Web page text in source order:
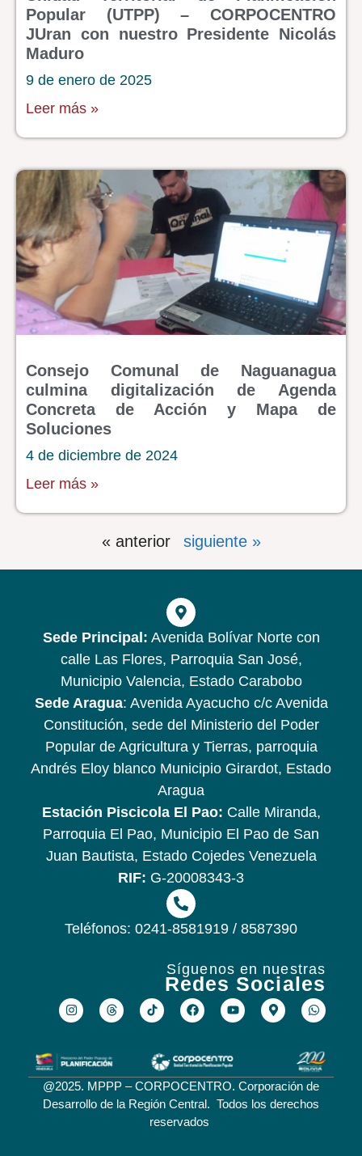
Popular (UTPP) – CORPOCENTRO
JUran con nuestro Presidente Nicolás
Maduro
9 de enero de 2025
Leer más »
Consejo Comunal de Naguanagua
culmina digitalización de Agenda
Concreta de Acción y Mapa de
Soluciones
4 de diciembre de 2024
Leer más »
« anterior siguiente »
Sede Principal: Avenida Bolívar Norte con
calle Las Flores, Parroquia San José,
Municipio Valencia, Estado Carabobo
Sede Aragua: Avenida Ayacucho c/c Avenida
Constitución, sede del Ministerio del Poder
Popular de Agricultura y Tierras, parroquia
Andrés Eloy blanco Municipio Girardot, Estado
Aragua
Estación Piscicola El Pao: Calle Miranda,
Parroquia El Pao, Municipio El Pao de San
Juan Bautista, Estado Cojedes Venezuela
RIF: G-20008343-3
Teléfonos: 0241-8581919 / 8587390
Síguenos en nuestras
Redes Sociales
@2025. MPPP – CORPOCENTRO. Corporación de
Desarrollo de la Región Central. Todos los derechos
reservados